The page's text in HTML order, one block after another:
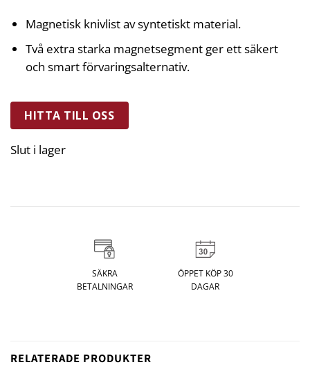
Magnetisk knivlist av syntetiskt material.
Två extra starka magnetsegment ger ett säkert
och smart förvaringsalternativ.
HITTA TILL OSS
Slut i lager
SÄKRA
BETALNINGAR
ÖPPET KÖP 30
DAGAR
RELATERADE PRODUKTER